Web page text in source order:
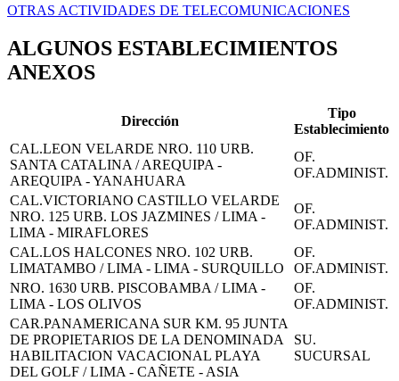
OTRAS ACTIVIDADES DE TELECOMUNICACIONES
ALGUNOS ESTABLECIMIENTOS
ANEXOS
Dirección
Tipo
Establecimiento
CAL.LEON VELARDE NRO. 110 URB.
SANTA CATALINA / AREQUIPA -
AREQUIPA - YANAHUARA
OF.
OF.ADMINIST.
CAL.VICTORIANO CASTILLO VELARDE
NRO. 125 URB. LOS JAZMINES / LIMA -
LIMA - MIRAFLORES
OF.
OF.ADMINIST.
CAL.LOS HALCONES NRO. 102 URB.
LIMATAMBO / LIMA - LIMA - SURQUILLO
OF.
OF.ADMINIST.
NRO. 1630 URB. PISCOBAMBA / LIMA -
LIMA - LOS OLIVOS
OF.
OF.ADMINIST.
CAR.PANAMERICANA SUR KM. 95 JUNTA
DE PROPIETARIOS DE LA DENOMINADA
HABILITACION VACACIONAL PLAYA
DEL GOLF / LIMA - CAÑETE - ASIA
SU.
SUCURSAL